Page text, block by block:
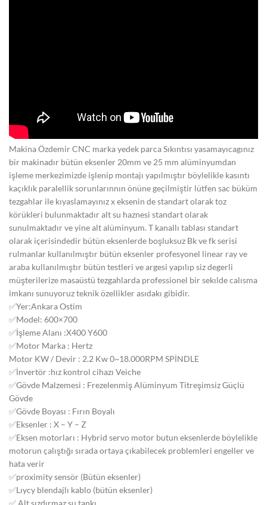
Makina Özdemir CNC marka yedek parca Sıkıntısı yasamayıcagınız
bir makinadır bütün eksenler 20mm ve 25 mm alüminyumdan
işleme merkezimizde işlenip montajı yapılmıştır böylelikle kasıntı
kaçıklık paralellik sorunlarınnın önüne geçilmiştir lütfen sac büküm
tezgahlar ile kıyaslamayınız x eksenin de standart olarak toz
körükleri bulunmaktadır alt su haznesi standart olarak
sunulmaktadır ve yine alt alüminyum. T kanallı tablası standart
olarak içerisindedir bütün eksenlerde boşluksuz Bk ve fk serisi
rulmanlar kullanılmıştır bütün eksenler profesyonel linear ray ve
araba kullanılmıştır bütün testleri ve argesi yapılıp siz degerli
müşterilerize masaüstü tezgahlarda professionel bir sekılde calısma
imkanı sunuyoruz teknik özellikler asıdakı gibidir.
✅Yer:Ankara Ostim
✅Model: 600×700
✅İşleme Alanı :X400 Y600
✅Motor Marka : Hertz
Motor KW / Devir : 2.2 Kw 0~18.000RPM SPİNDLE
✅İnvertör :hız kontrol cihazı Veiche
✅Gövde Malzemesi : Frezelenmiş Alüminyum Titreşimsiz Güçlü
Gövde
✅Gövde Boyası : Fırın Boyalı
✅Eksenler : X – Y – Z
✅Eksen motorları : Hybrid servo motor butun eksenlerde böylelikle
motorun çalıştığı sırada ortaya çıkabilecek problemleri engeller ve
hata verir
✅proximity sensör (Bütün eksenler)
✅Lıycy blendajlı kablo (bütün eksenler)
✅ Alt sızdırmaz su tankı